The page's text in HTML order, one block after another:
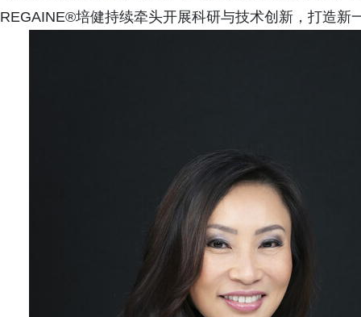
REGAINE®培健持续牵头开展科研与技术创新，打造新